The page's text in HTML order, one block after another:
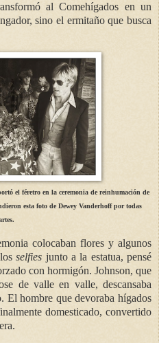
al Comehígados en un
sino el ermitaño que busca
el féretro en la ceremonia de reinhumación de
esta foto de Dewey Vanderhoffpor todas
colocaban flores y algunos
losselfies junto a la estatua, pensé
con hormigón. Johnson, que
de valle en valle, descansaba
El hombre que devoraba hígados
domesticado, convertido